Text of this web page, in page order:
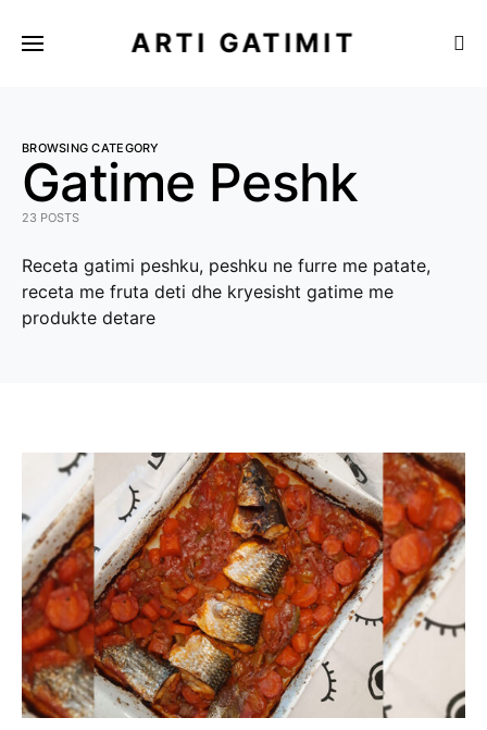
ARTI GATIMIT
BROWSING CATEGORY
Gatime Peshk
23 POSTS
Receta gatimi peshku, peshku ne furre me patate,
receta me fruta deti dhe kryesisht gatime me
produkte detare